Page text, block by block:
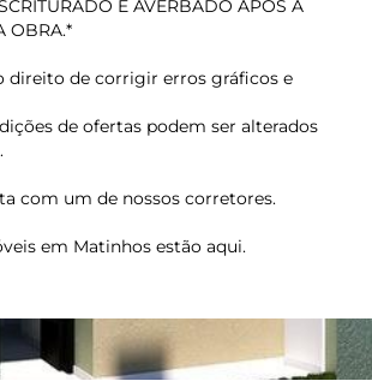
E AVERBADO APÓS A
OBRA.*
direito de corrigir erros gráficos e
de ofertas podem ser alterados
com um de nossos corretores.
em Matinhos estão aqui.